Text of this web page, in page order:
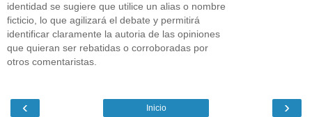
identidad se sugiere que utilice un alias o nombre
ficticio, lo que agilizará el debate y permitirá
identificar claramente la autoria de las opiniones
que quieran ser rebatidas o corroboradas por
otros comentaristas.
‹ ›
Inicio